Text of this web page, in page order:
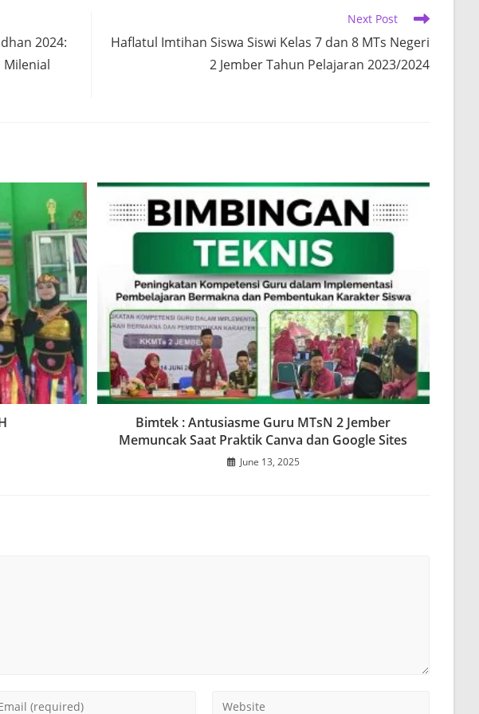
2024:
Milenial
Next Post
Haflatul Imtihan Siswa Siswi Kelas 7 dan 8 MTs Negeri
2 Jember Tahun Pelajaran 2023/2024
Bimtek : Antusiasme Guru MTsN 2 Jember
Memuncak Saat Praktik Canva dan Google Sites
June 13, 2025
Enter